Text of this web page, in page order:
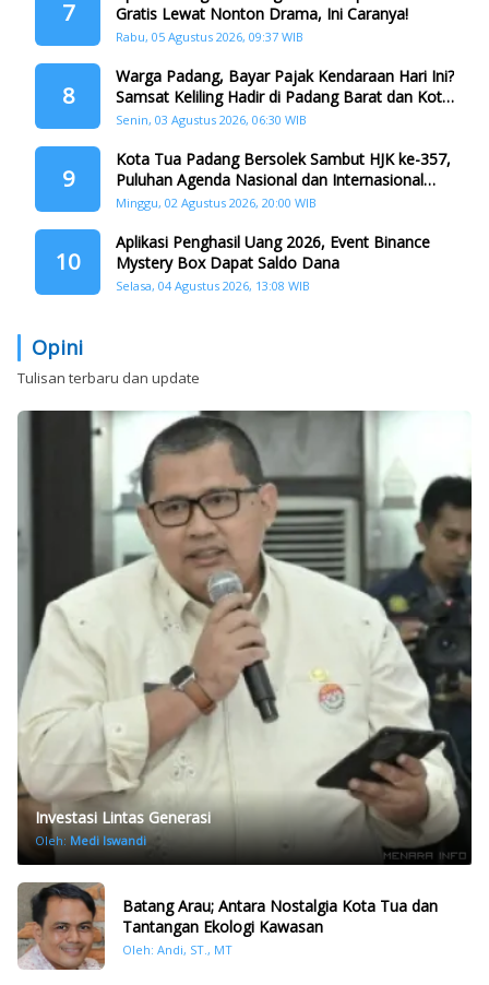
7
Gratis Lewat Nonton Drama, Ini Caranya!
Rabu, 05 Agustus 2026, 09:37 WIB
8
Warga Padang, Bayar Pajak Kendaraan Hari Ini?
Samsat Keliling Hadir di Padang Barat dan Koto
Tangah
Senin, 03 Agustus 2026, 06:30 WIB
9
Kota Tua Padang Bersolek Sambut HJK ke-357,
Puluhan Agenda Nasional dan Internasional
Siap Digelar
Minggu, 02 Agustus 2026, 20:00 WIB
10
Aplikasi Penghasil Uang 2026, Event Binance
Mystery Box Dapat Saldo Dana
Selasa, 04 Agustus 2026, 13:08 WIB
Opini
Tulisan terbaru dan update
Investasi Lintas Generasi
Oleh: Medi Iswandi
Batang Arau; Antara Nostalgia Kota Tua dan
Tantangan Ekologi Kawasan
Oleh: Andi, ST., MT